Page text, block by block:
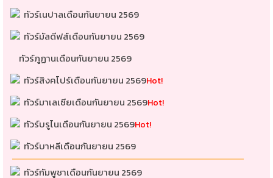
ทัวร์เนปาลเดือนกันยายน 2569
ทัวร์มัลดีฟส์เดือนกันยายน 2569
ทัวร์ภูฏานเดือนกันยายน 2569
ทัวร์สิงคโปร์เดือนกันยายน 2569Hot!
ทัวร์มาเลเซียเดือนกันยายน 2569Hot!
ทัวร์บรูไนเดือนกันยายน 2569Hot!
ทัวร์บาหลีเดือนกันยายน 2569
ทัวร์กัมพูชาเดือนกันยายน 2569